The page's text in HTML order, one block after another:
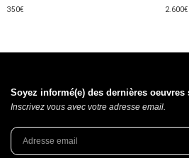
350€ 2.600€
Soyez informé(e) des dernières oeuvres
Inscrivez vous avec votre adresse email.